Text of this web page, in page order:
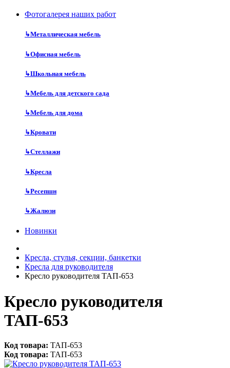
Фотогалерея наших работ
↳Металлическая мебель
↳Офисная мебель
↳Школьная мебель
↳Мебель для детского сада
↳Мебель для дома
↳Кровати
↳Стеллажи
↳Кресла
↳Ресепшн
↳Жалюзи
Новинки
Кресла, стулья, секции, банкетки
Кресла для руководителя
Кресло руководителя ТАП-653
Кресло руководителя
ТАП-653
Код товара: ТАП-653
Код товара: ТАП-653